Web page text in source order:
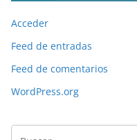
Acceder
Feed de entradas
Feed de comentarios
WordPress.org